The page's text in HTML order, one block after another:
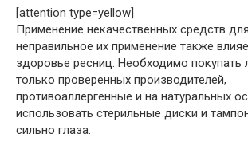
[attention type=yellow]
Применение некачественных средств
неправильное их применение также
здоровье ресниц. Необходимо покупать
только проверенных производителей,
противоаллергенные и на натуральных
использовать стерильные диски и
сильно глаза.